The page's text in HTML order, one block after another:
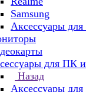
Samsung
Аксессуары
для ПК
Назад
Аксессуары